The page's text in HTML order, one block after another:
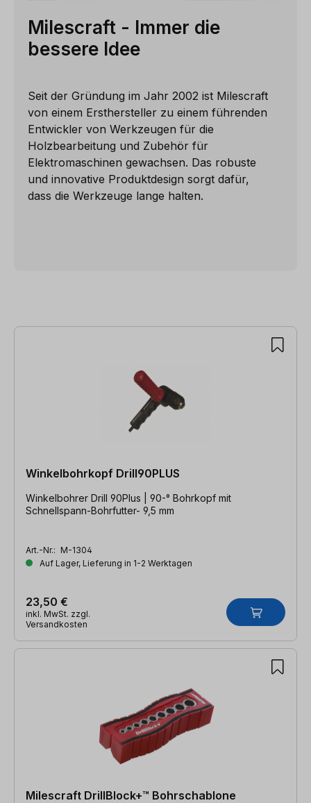
Milescraft - Immer die
bessere Idee
Seit der Gründung im Jahr 2002 ist Milescraft
von einem Ersthersteller zu einem führenden
Entwickler von Werkzeugen für die
Holzbearbeitung und Zubehör für
Elektromaschinen gewachsen. Das robuste
und innovative Produktdesign sorgt dafür,
dass die Werkzeuge lange halten.
Winkelbohrkopf Drill90PLUS
Winkelbohrer Drill 90Plus | 90-° Bohrkopf mit
Schnellspann-Bohrfutter- 9,5 mm
Art.-Nr.: M-1304
Auf Lager, Lieferung in 1-2 Werktagen
23,50 €
inkl. MwSt. zzgl.
Versandkosten
Milescraft DrillBlock+™ Bohrschablone